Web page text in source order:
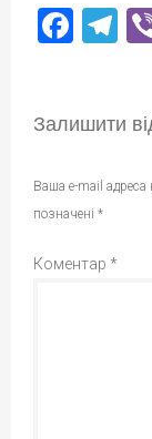
Залишити
Ваша e-mail
позначені *
Коментар *